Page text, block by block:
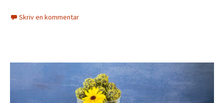
Skriv en kommentar